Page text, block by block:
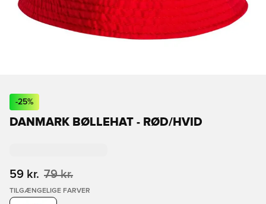
-25%
DANMARK BØLLEHAT - RØD/HVID
59 kr. 79 kr.
TILGÆNGELIGE FARVER